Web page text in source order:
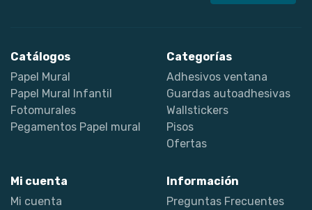
Catálogos
Papel Mural
Papel Mural Infantil
Fotomurales
Pegamentos Papel mural
Categorías
Adhesivos ventana
Guardas autoadhesivas
Wallstickers
Pisos
Ofertas
Mi cuenta
Mi cuenta
Información
Preguntas Frecuentes